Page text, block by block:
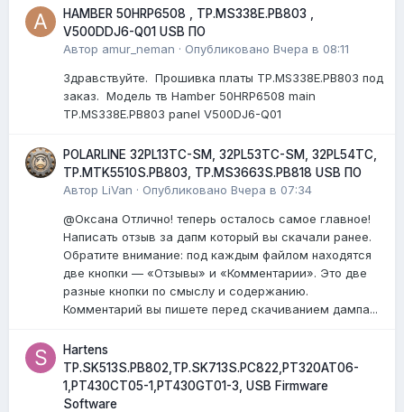
HAMBER 50HRP6508 , TP.MS338E.PB803 ,
V500DDJ6-Q01 USB ПО
Автор amur_neman · Опубликовано Вчера в 08:11
Здравствуйте. Прошивка платы TP.MS338E.PB803 под
заказ. Модель тв Hamber 50HRP6508 main
TP.MS338E.PB803 panel V500DJ6-Q01
POLARLINE 32PL13TC-SM, 32PL53TC-SM, 32PL54TC,
TP.MTK5510S.PB803, TP.MS3663S.PB818 USB ПО
Автор LiVan · Опубликовано Вчера в 07:34
@Оксана Отлично! теперь осталось самое главное!
Написать отзыв за дапм который вы скачали ранее.
Обратите внимание: под каждым файлом находятся
две кнопки — «Отзывы» и «Комментарии». Это две
разные кнопки по смыслу и содержанию.
Комментарий вы пишете перед скачиванием дампа...
Hartens
TP.SK513S.PB802,TP.SK713S.PC822,PT320AT06-
1,PT430CT05-1,PT430GT01-3, USB Firmware
Software